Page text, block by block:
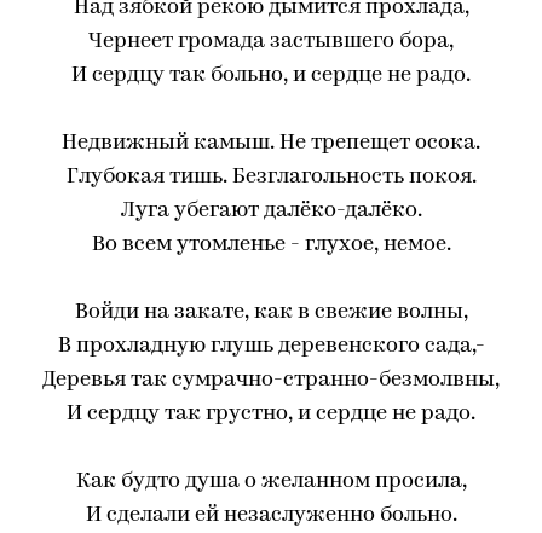
Над зябкой рекою дымится прохлада,
Чернеет громада застывшего бора,
И сердцу так больно, и сердце не радо.
Недвижный камыш. Не трепещет осока.
Глубокая тишь. Безглагольность покоя.
Луга убегают далёко-далёко.
Во всем утомленье - глухое, немое.
Войди на закате, как в свежие волны,
В прохладную глушь деревенского сада,-
Деревья так сумрачно-странно-безмолвны,
И сердцу так грустно, и сердце не радо.
Как будто душа о желанном просила,
И сделали ей незаслуженно больно.